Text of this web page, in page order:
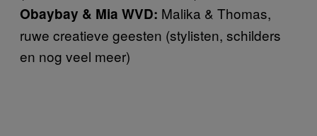
Obaybay & Mia WVD: Malika & Thomas,
ruwe creatieve geesten (stylisten, schilders
en nog veel meer)